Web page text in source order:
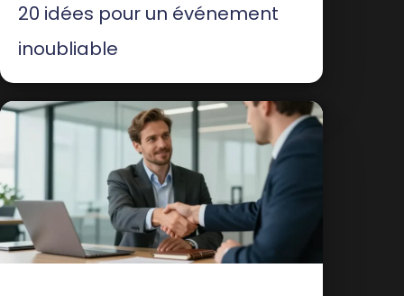
20 idées pour un événement
inoubliable